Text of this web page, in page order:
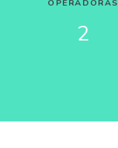
OPERADORAS
2